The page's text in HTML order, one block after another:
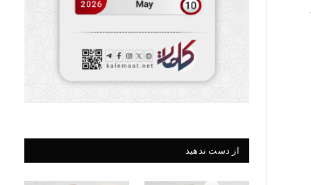
از دست ندهید